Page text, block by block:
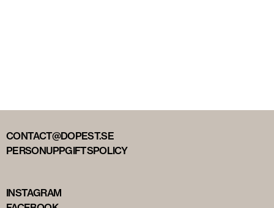
CONTACT@DOPEST.SE
PERSONUPPGIFTSPOLICY
INSTAGRAM